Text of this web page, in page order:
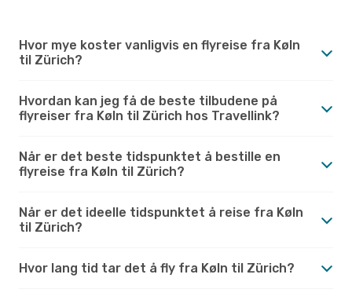
Hvor mye koster vanligvis en flyreise fra Køln
til Zürich?
Hvordan kan jeg få de beste tilbudene på
flyreiser fra Køln til Zürich hos Travellink?
Når er det beste tidspunktet å bestille en
flyreise fra Køln til Zürich?
Når er det ideelle tidspunktet å reise fra Køln
til Zürich?
Hvor lang tid tar det å fly fra Køln til Zürich?